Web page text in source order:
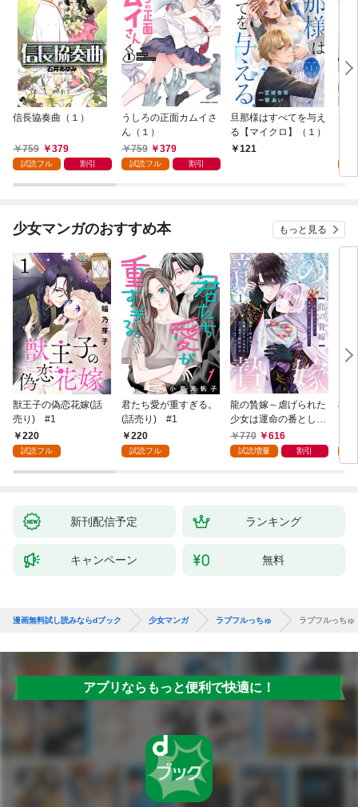
信長協奏曲（１）
759 379
試読フル 割引
うしろの正面カムイさ
ん（１）
759
379
試読フル 割引
旦那様はすべてを与え
る【マイクロ】（１）
121
は
少女マンガのおすすめ本 もっと見る
獣王子の偽恋花嫁(話
売り) #1
220
試読フル
君たち愛が重すぎる。
(話売り) #1
220
試読フル
龍の贄嫁～虐げられた
少女は運命の番として
愛される～ 1巻
770 616
試読増量 割引
桜
新刊配信予定 ランキング
キャンペーン 無料
漫画無料試し読みならdブック 少女マンガ ラブフルっちゅ ラブフルっちゅ
アプリならもっと便利で快適に！